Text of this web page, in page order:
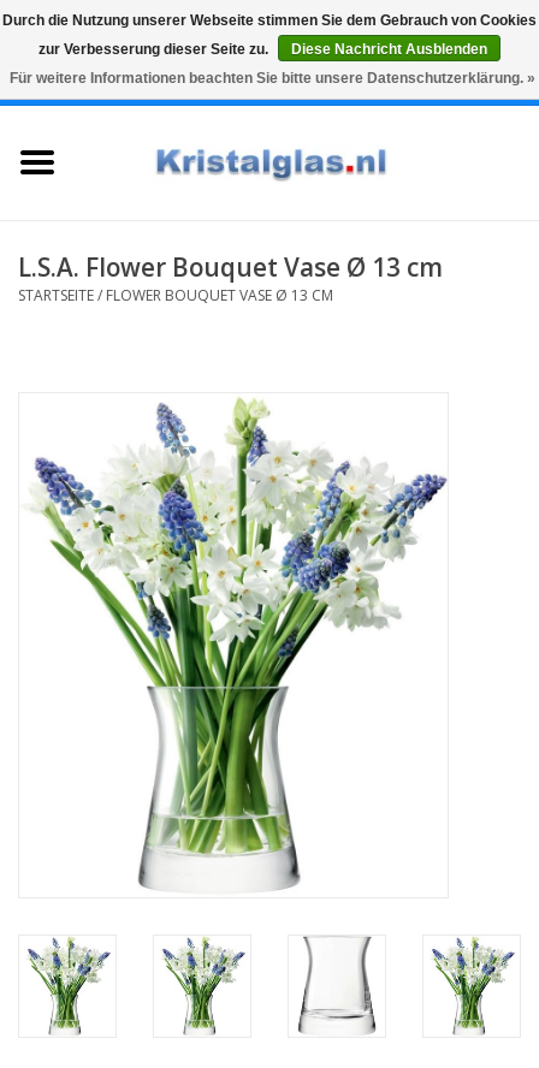
Snelle levering
Graveren
0 Artikel - €0,00
Karaffen
Geschenke
Kaffee & Tee
L.S.A. Flower Bouquet Vase Ø 13 cm
STARTSEITE/ FLOWER BOUQUET VASE Ø 13 CM
Durch die Nutzung unserer Webseite stimmen Sie dem Gebrauch von Cookies
zur Verbesserung dieser Seite zu.
Diese Nachricht Ausblenden
Für weitere Informationen beachten Sie bitte unsere Datenschutzerklärung. »